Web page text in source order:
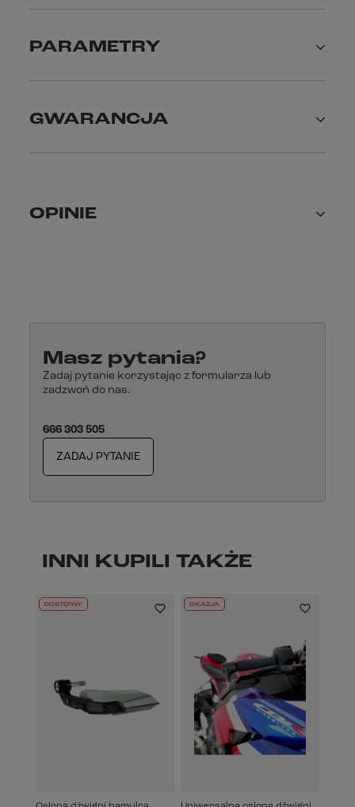
PARAMETRY
GWARANCJA
OPINIE
Masz pytania?
Zadaj pytanie korzystając z formularza lub
zadzwoń do nas.
666 303 505
ZADAJ PYTANIE
INNI KUPILI TAKŻE
DOSTĘPNY OKAZJA